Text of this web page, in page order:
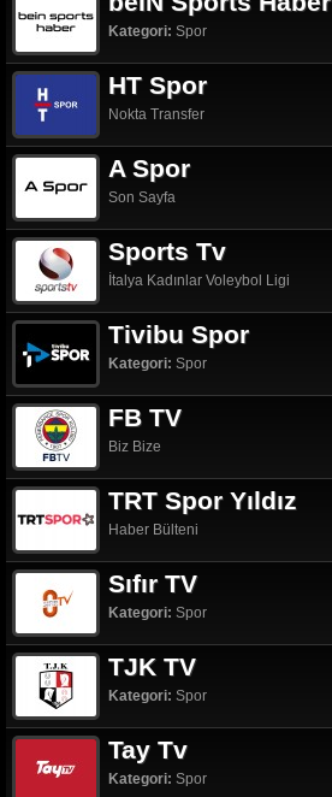
Kategori: Spor
HT Spor
Nokta Transfer
A Spor
Son Sayfa
Sports Tv
İtalya Kadınlar Voleybol Ligi
Tivibu Spor
Kategori: Spor
FB TV
Biz Bize
TRT Spor Yıldız
Haber Bülteni
Sıfır TV
Kategori: Spor
TJK TV
Kategori: Spor
Tay Tv
Kategori: Spor